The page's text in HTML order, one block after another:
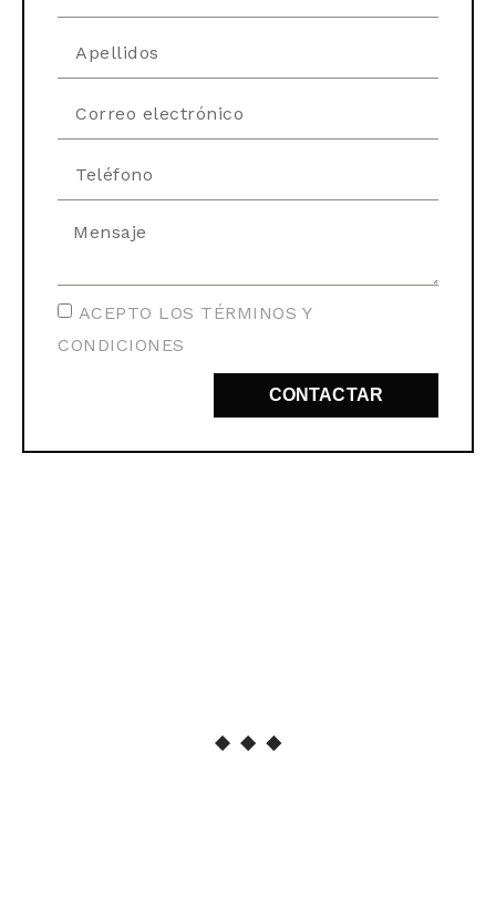
ACEPTO LOS TÉRMINOS Y
CONDICIONES
CONTACTAR